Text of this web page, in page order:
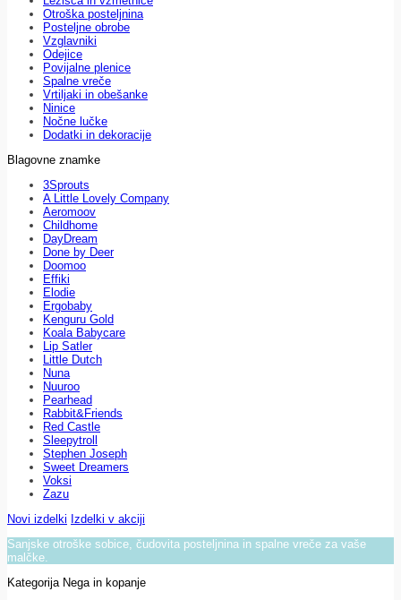
Otroška posteljnina
Posteljne obrobe
Vzglavniki
Odejice
Povijalne plenice
Spalne vreče
Vrtiljaki in obešanke
Ninice
Nočne lučke
Dodatki in dekoracije
Blagovne znamke
3Sprouts
A Little Lovely Company
Aeromoov
Childhome
DayDream
Done by Deer
Doomoo
Effiki
Elodie
Ergobaby
Kenguru Gold
Koala Babycare
Lip Satler
Little Dutch
Nuna
Nuuroo
Pearhead
Rabbit&Friends
Red Castle
Sleepytroll
Stephen Joseph
Sweet Dreamers
Voksi
Zazu
Novi izdelki Izdelki v akciji
Sanjske otroške sobice, čudovita posteljnina in spalne vreče za vaše
malčke.
Kategorija Nega in kopanje